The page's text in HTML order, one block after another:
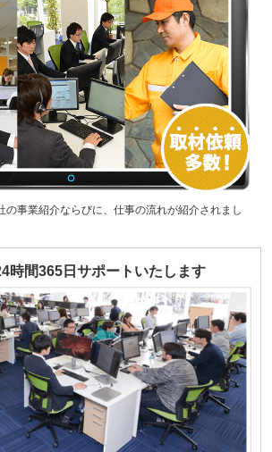
の事業紹介ならびに、仕事の流れが紹介されまし
時間365日サポートいたします